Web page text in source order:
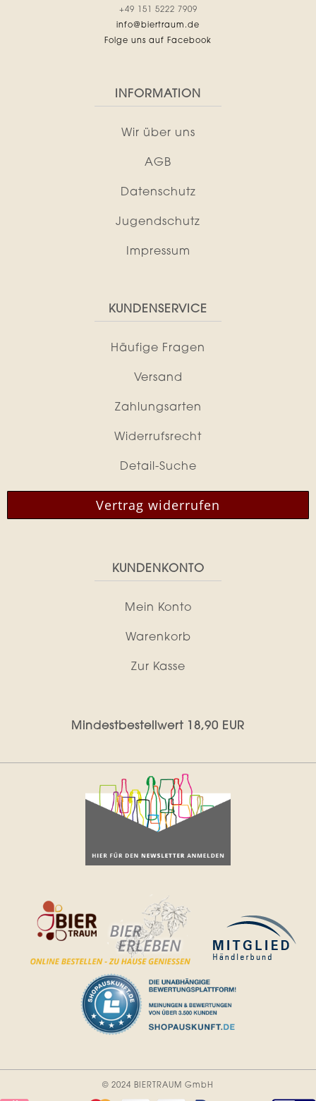
+49 151 5222 7909
info@biertraum.de
Folge uns auf Facebook
INFORMATION
Wir über uns
AGB
Datenschutz
Jugendschutz
Impressum
KUNDENSERVICE
Häufige Fragen
Versand
Zahlungsarten
Widerrufsrecht
Detail-Suche
Vertrag widerrufen
KUNDENKONTO
Mein Konto
Warenkorb
Zur Kasse
Mindestbestellwert 18,90 EUR
© 2024 BIERTRAUM GmbH